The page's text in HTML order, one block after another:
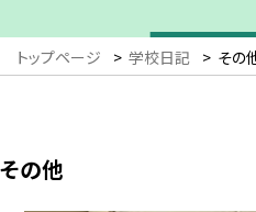
トップページ > 学校日記 > その
その他